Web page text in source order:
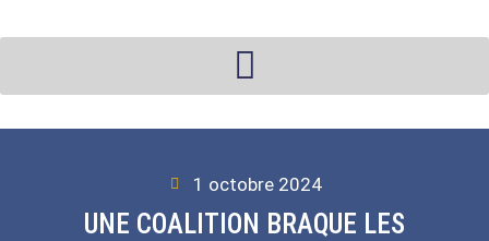
1 octobre 2024
UNE COALITION BRAQUE LES